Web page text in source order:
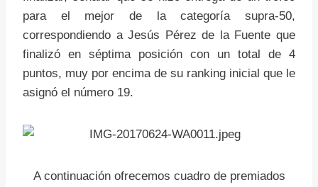
para el mejor de la categoría supra-50,
correspondiendo a Jesús Pérez de la Fuente que
finalizó en séptima posición con un total de 4
puntos, muy por encima de su ranking inicial que le
asignó el número 19.
A continuación ofrecemos cuadro de premiados